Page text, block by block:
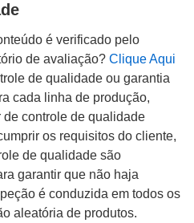
é verificado pelo
de avaliação? Clique Aqui
de qualidade ou garantia
cada linha de produção,
de controle de qualidade
os requisitos do cliente,
de qualidade são
garantir que não haja
é conduzida em todos os
aleatória de produtos.